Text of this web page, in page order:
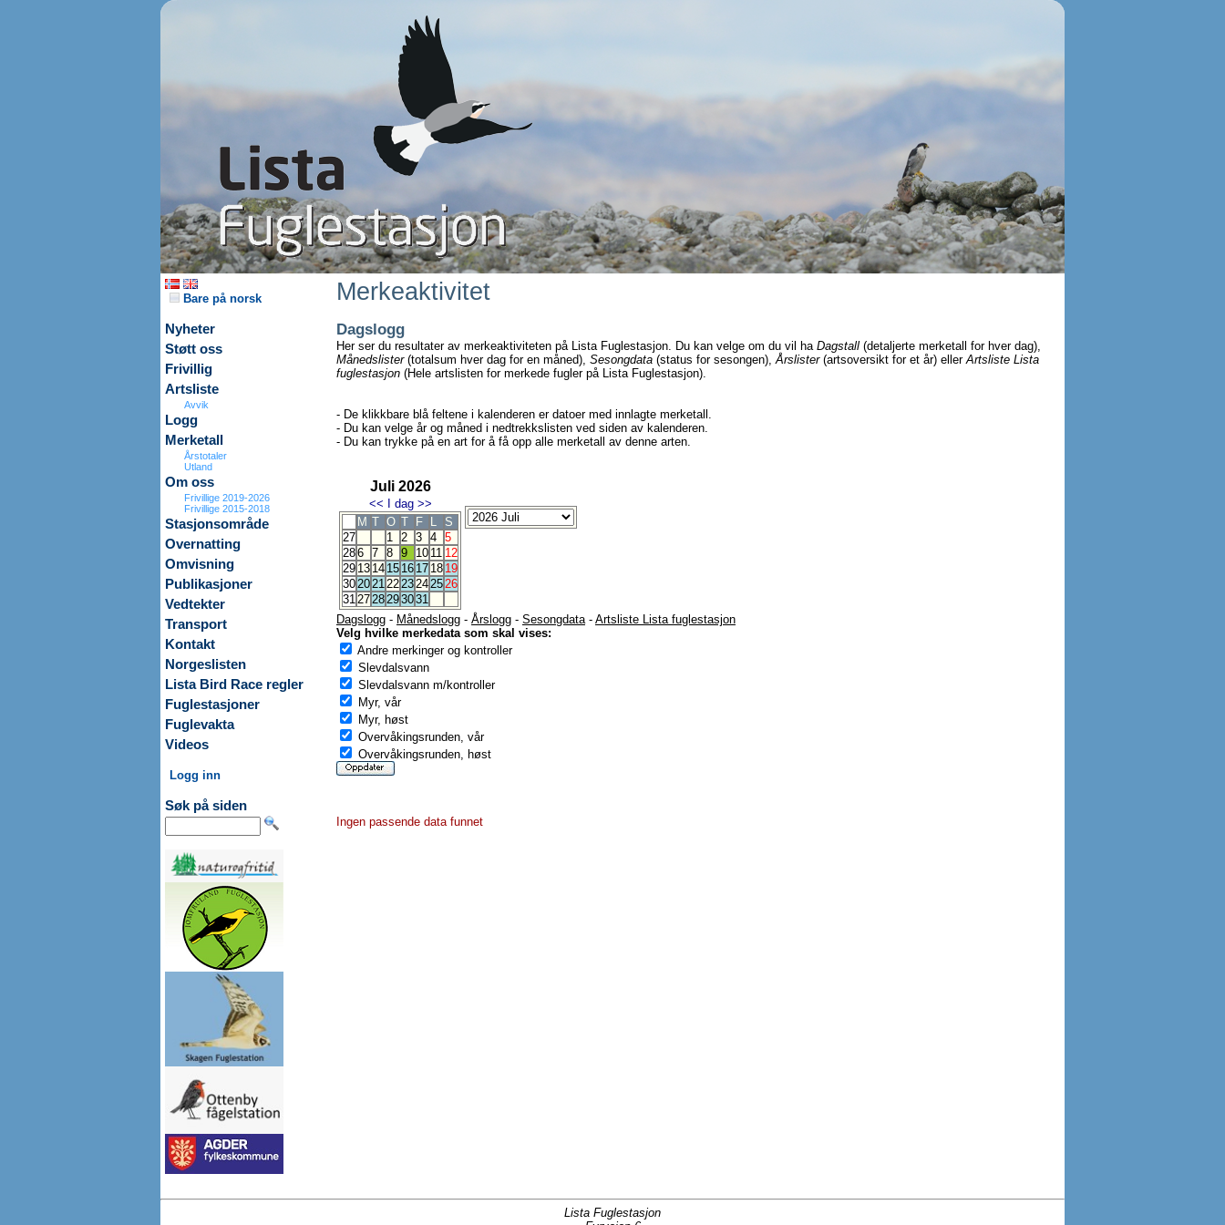
Bare på norsk
Nyheter
Støtt oss
Frivillig
Artsliste
Avvik
Logg
Merketall
Årstotaler
Utland
Om oss
Frivillige 2019-2026
Frivillige 2015-2018
Stasjonsområde
Overnatting
Omvisning
Publikasjoner
Vedtekter
Transport
Kontakt
Norgeslisten
Lista Bird Race regler
Fuglestasjoner
Fuglevakta
Videos
Logg inn
Søk på siden
Merkeaktivitet
Dagslogg
Her ser du resultater av merkeaktiviteten på Lista Fuglestasjon. Du kan velge om du vil ha Dagstall (detaljerte merketall for hver dag),
Månedslister(totalsum hver dag for en måned), Sesongdata (status for sesongen),Årslister(artsoversikt for et år) ellerArtsliste Lista
fuglestasjon (Hele artslisten for merkede fugler på Lista Fuglestasjon).
- De klikkbare blå feltene i kalenderen er datoer med innlagte merketall.
- Du kan velge år og måned i nedtrekkslisten ved siden av kalenderen.
- Du kan trykke på en art for å få opp alle merketall av denne arten.
Juli 2026
<< I dag >>
M T O T F L
S
27
1 2 3 4 5
286 7 8 9 10 11 12
29 13 14 15 16 17 18 19
3020212223242526
312728293031
Dagslogg - Månedslogg - Årslogg - Sesongdata- Artsliste Lista fuglestasjon
Velg hvilke merkedata som skal vises:
Andre merkinger og kontroller
Slevdalsvann
Slevdalsvann m/kontroller
Myr, vår
Myr, høst
Overvåkingsrunden, vår
Overvåkingsrunden, høst
Ingen passende data funnet
Lista Fuglestasjon